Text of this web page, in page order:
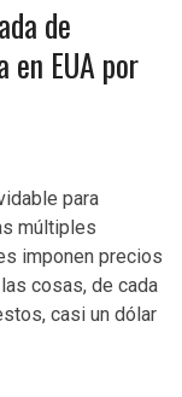
de
EUA por
para
múltiples
imponen precios
cosas, de cada
casi un dólar